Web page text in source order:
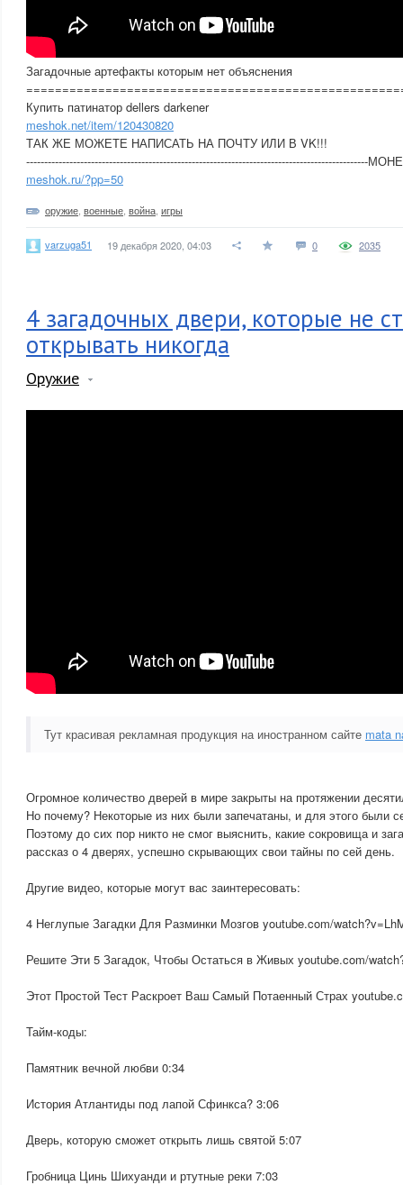
Загадочные артефакты которым нет объяснения
Купить патинатор dellers darkener
meshok.net/item/120430820
ТАК ЖЕ МОЖЕТЕ НАПИСАТЬ НА ПОЧТУ ИЛИ В VK!!!
meshok.ru/?pp=50
оружие военные война игры
varzuga51 19 декабря 2020, 04:03 0 2035
4 загадочных двери, которые не
открывать никогда
Оружие
Тут красивая рекламная продукция на иностранном сайте mata
Огромное количество дверей в мире закрыты на протяжении
Но почему? Некоторые из них были запечатаны, и для этого были
Поэтому до сих пор никто не смог выяснить, какие сокровища и
рассказ о 4 дверях, успешно скрывающих свои тайны по сей день.
Другие видео, которые могут вас заинтересовать:
4 Неглупые Загадки Для Разминки Мозгов youtube.com/
Решите Эти 5 Загадок, Чтобы Остаться в Живых youtube.com/
Этот Простой Тест Раскроет Ваш Самый Потаенный Страх
Тайм-коды:
Памятник вечной любви 0:34
История Атлантиды под лапой Сфинкса? 3:06
Дверь, которую сможет открыть лишь святой 5:07
Гробница Цинь Шихуанди и ртутные реки 7:03